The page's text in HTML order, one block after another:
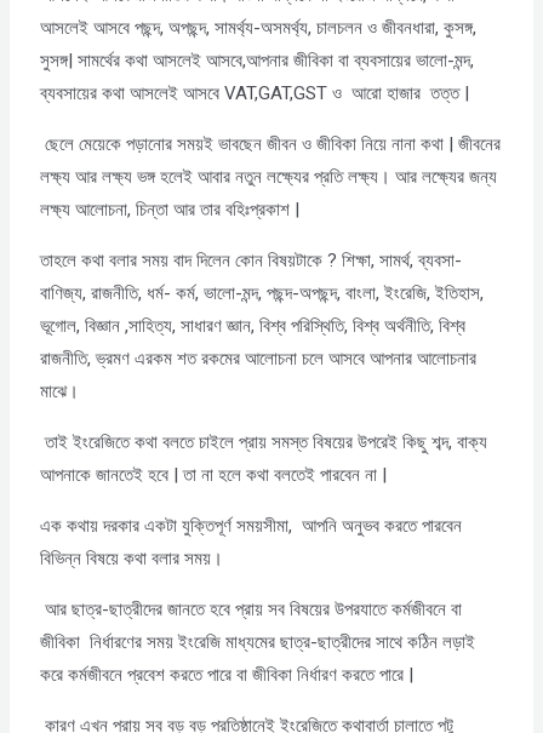
আসলেই আসবে পছন্দ, অপছন্দ, সামর্থ্য-অসমর্থ্য, চালচলন ও জীবনধারা, কুসঙ্গ,
সুসঙ্গ| সামর্থের কথা আসলেই আসবে,আপনার জীবিকা বা ব্যবসায়ের ভালো-মন্দ,
ব্যবসায়ের কথা আসলেই আসবে VAT,GAT,GST ও আরো হাজার তত্ত |
ছেলে মেয়েকে পড়ানোর সময়ই ভাবছেন জীবন ও জীবিকা নিয়ে নানা কথা | জীবনের
লক্ষ্য আর লক্ষ্য ভঙ্গ হলেই আবার নতুন লক্ষ্যের প্রতি লক্ষ্য। আর লক্ষ্যের জন্য
লক্ষ্য আলোচনা, চিন্তা আর তার বহিঃপ্রকাশ |
তাহলে কথা বলার সময় বাদ দিলেন কোন বিষয়টাকে ? শিক্ষা, সামর্থ, ব্যবসা-
বাণিজ্য, রাজনীতি, ধর্ম- কর্ম, ভালো-মন্দ, পছন্দ-অপছন্দ, বাংলা, ইংরেজি, ইতিহাস,
ভূগোল, বিজ্ঞান ,সাহিত্য, সাধারণ জ্ঞান, বিশ্ব পরিস্থিতি, বিশ্ব অর্থনীতি, বিশ্ব
রাজনীতি, ভ্রমণ এরকম শত রকমের আলোচনা চলে আসবে আপনার আলোচনার
মাঝে।
তাই ইংরেজিতে কথা বলতে চাইলে প্রায় সমস্ত বিষয়ের উপরেই কিছু শব্দ, বাক্য
আপনাকে জানতেই হবে | তা না হলে কথা বলতেই পারবেন না |
এক কথায় দরকার একটা যুক্তিপূর্ণ সময়সীমা, আপনি অনুভব করতে পারবেন
বিভিন্ন বিষয়ে কথা বলার সময়।
আর ছাত্র-ছাত্রীদের জানতে হবে প্রায় সব বিষয়ের উপরযাতে কর্মজীবনে বা
জীবিকা নির্ধারণের সময় ইংরেজি মাধ্যমের ছাত্র-ছাত্রীদের সাথে কঠিন লড়াই
করে কর্মজীবনে প্রবেশ করতে পারে বা জীবিকা নির্ধারণ করতে পারে |
কারণ এখন প্রায় সব বড় বড় প্রতিষ্ঠানেই ইংরেজিতে কথাবার্তা চালাতে পটু